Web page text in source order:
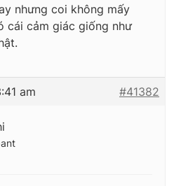
nhưng coi không mấy
cái cảm giác giống như
am #41382